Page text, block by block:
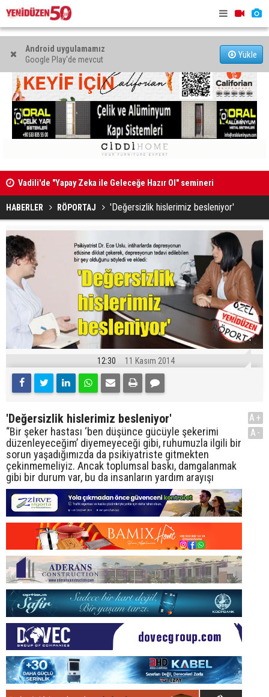
Android uygulamamız
Google Play'de mevcut
Yükle
Vadili'de "Yapay Zeka ile Geleceğe Hazır Ol" semineri
düzenlendi
HABERLER RÖPORTAJ 'Değersizlik hislerimiz besleniyor'
12:30 11 Kasım 2014
'Değersizlik hislerimiz besleniyor'
“Bir şeker hastası ‘ben düşünce gücüyle şekerimi
düzenleyeceğim’ diyemeyeceği gibi, ruhumuzla ilgili bir
sorun yaşadığımızda da psikiyatriste gitmekten
çekinmemeliyiz. Ancak toplumsal baskı, damgalanmak
gibi bir durum var, bu da insanların yardım arayışı
A+
A-